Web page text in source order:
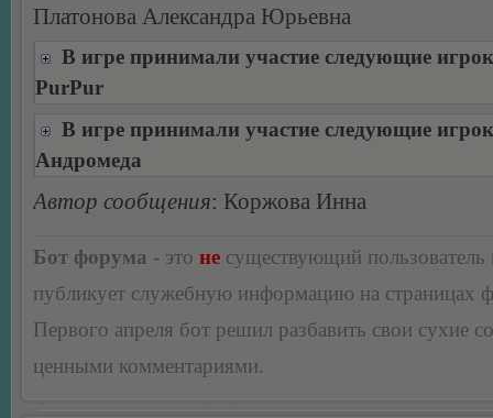
Платонова Александра Юрьевна
В игре принимали участие следующие
PurPur
В игре принимали участие следующие
Андромеда
Автор сообщения: Коржова Инна
Бот форума - это не существующий пользователь
публикует служебную информацию на страницах
Первого апреля бот решил разбавить свои сухие
ценными комментариями.